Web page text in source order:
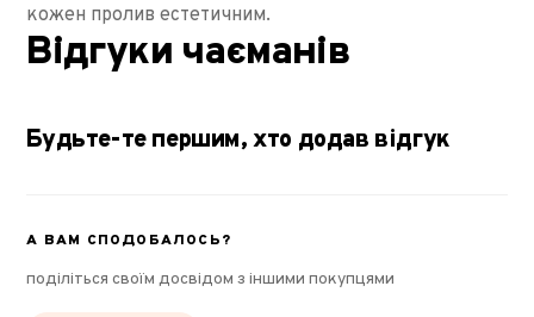
кожен пролив естетичним.
Відгуки чаєманів
Будьте-те першим, хто додав відгук
А ВАМ СПОДОБАЛОСЬ?
поділіться своїм досвідом з іншими покупцями